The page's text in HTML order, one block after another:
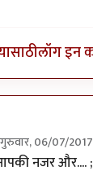
लॉग इन
गुरुवार, 06/07/2017
रेकाई काय क्युट
नजर और....